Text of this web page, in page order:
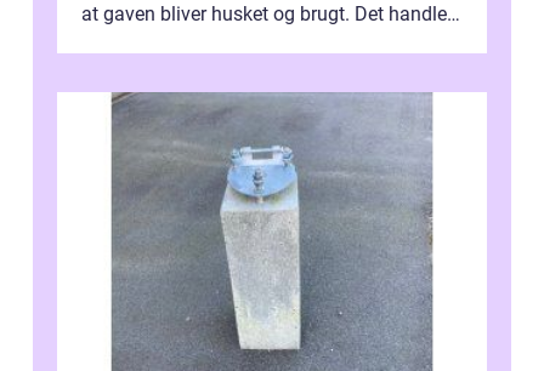
at gaven bliver husket og brugt. Det handler